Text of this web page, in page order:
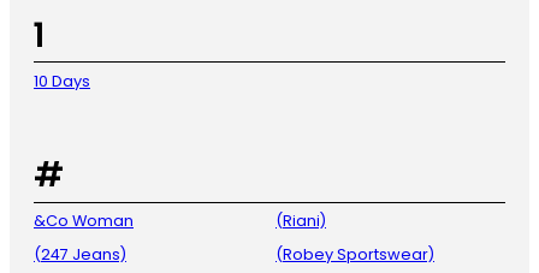
1
10 Days
#
&Co Woman
(247 Jeans)
(Riani)
(Robey Sportswear)